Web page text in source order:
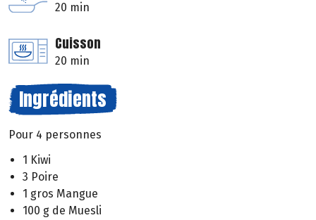
20 min
Cuisson
20 min
Ingrédients
Pour 4 personnes
1 Kiwi
3 Poire
1 gros Mangue
100 g de Muesli